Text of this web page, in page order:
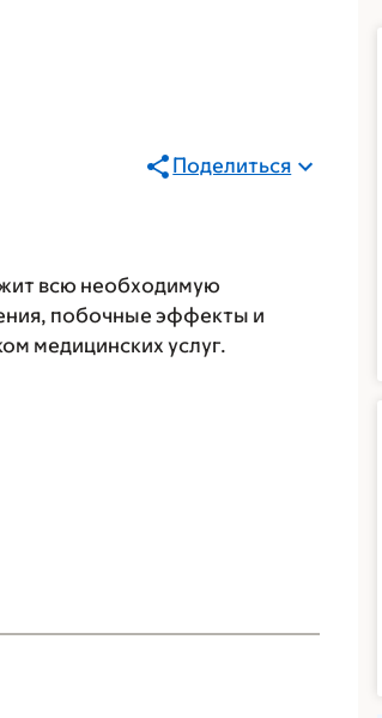
Поделиться
всю необходимую
побочные эффекты и
медицинских услуг.